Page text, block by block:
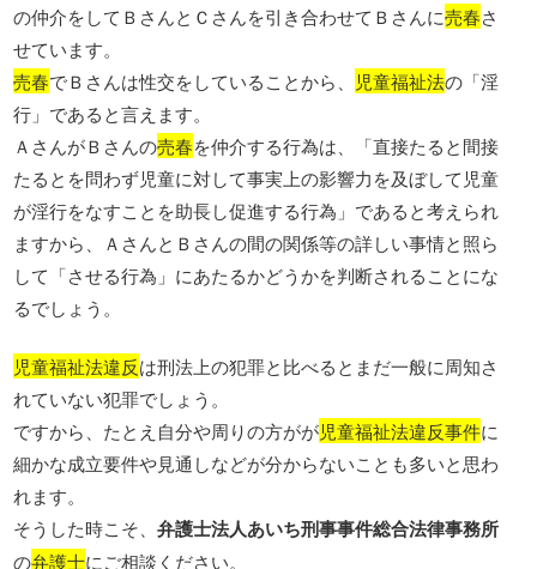
の仲介をしてＢさんとＣさんを引き合わせてＢさんに売春さ
せています。
売春でＢさんは性交をしていることから、 児童福祉法の「淫
行」であると言えます。
ＡさんがＢさんの売春を仲介する行為は、「直接たると間接
たるとを問わず児童に対して事実上の影響力を及ぼして児童
が淫行をなすことを助長し促進する行為」であると考えられ
ますから、ＡさんとＢさんの間の関係等の詳しい事情と照ら
して「させる行為」にあたるかどうかを判断されることにな
るでしょう。
児童福祉法違反は刑法上の犯罪と比べるとまだ一般に周知さ
れていない犯罪でしょう。
ですから、たとえ自分や周りの方がが児童福祉法違反事件に
細かな成立要件や見通しなどが分からないことも多いと思わ
れます。
そうした時こそ、弁護士法人あいち刑事事件総合法律事務所
の弁護士にご相談ください。